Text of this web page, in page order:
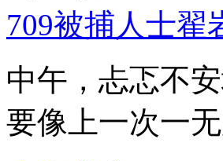
709被捕人士翟
中午，忐忑不
要像上一次一